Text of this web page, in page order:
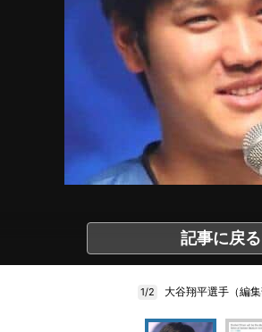
記事に戻る
1/2 大谷翔平選手（編集